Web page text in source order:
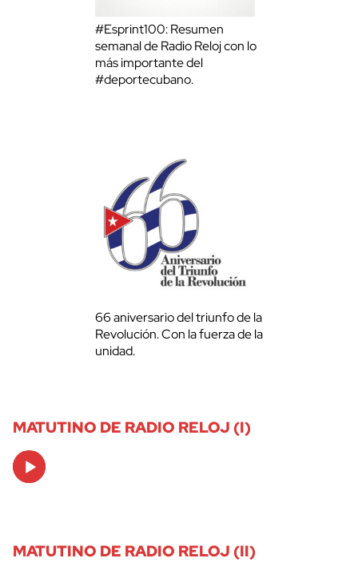
#Esprint100: Resumen
semanal de Radio Reloj con lo
más importante del
#deportecubano.
66 aniversario del triunfo de la
Revolución. Con la fuerza de la
unidad.
MATUTINO DE RADIO RELOJ (I)
Audio
Player
MATUTINO DE RADIO RELOJ (II)